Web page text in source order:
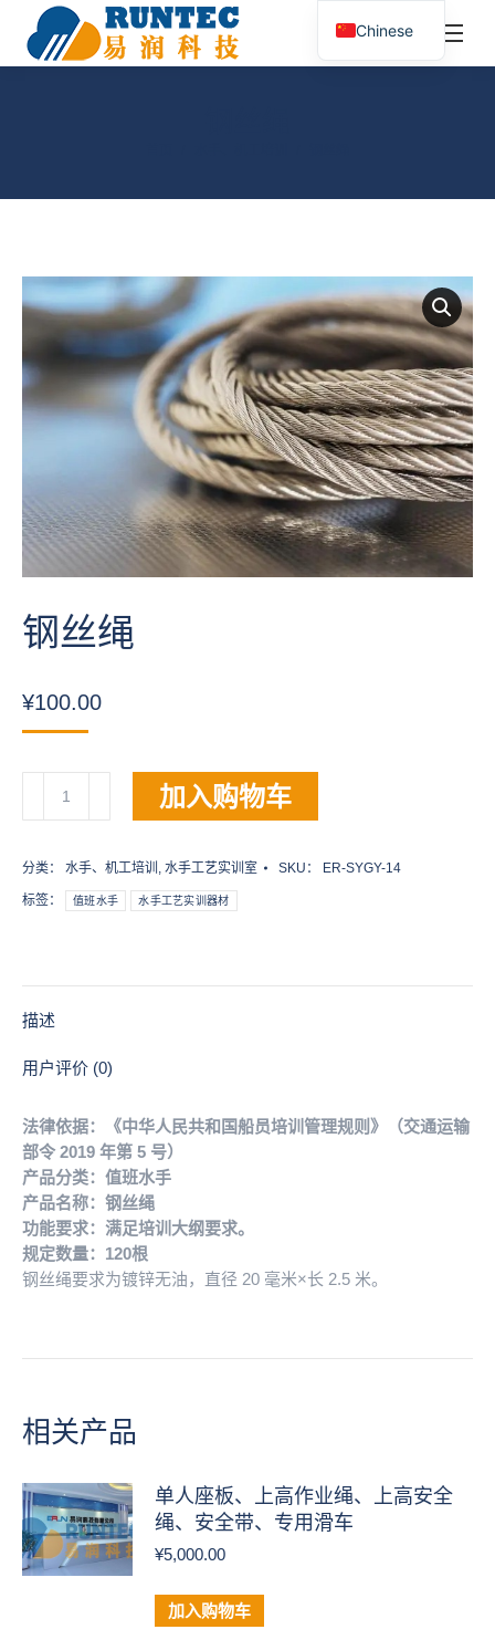
钢丝绳
¥100.00
数
加入购物车
分类： 水手、机工培训 , 水手工艺实训室 SKU： ER-SYGY-14
标签： 值班水手 水手工艺实训器材
描述
用户评价 (0)
法律依据：《中华人民共和国船员培训管理规则》（交通运输
部令 2019 年第 5 号）
产品分类：值班水手
产品名称：钢丝绳
功能要求：满足培训大纲要求。
规定数量：120根
钢丝绳要求为镀锌无油，直径 20 毫米×长 2.5 米。
相关产品
单人座板、上高作业绳、上高安全
绳、安全带、专用滑车
¥5,000.00
加入购物车
Chinese